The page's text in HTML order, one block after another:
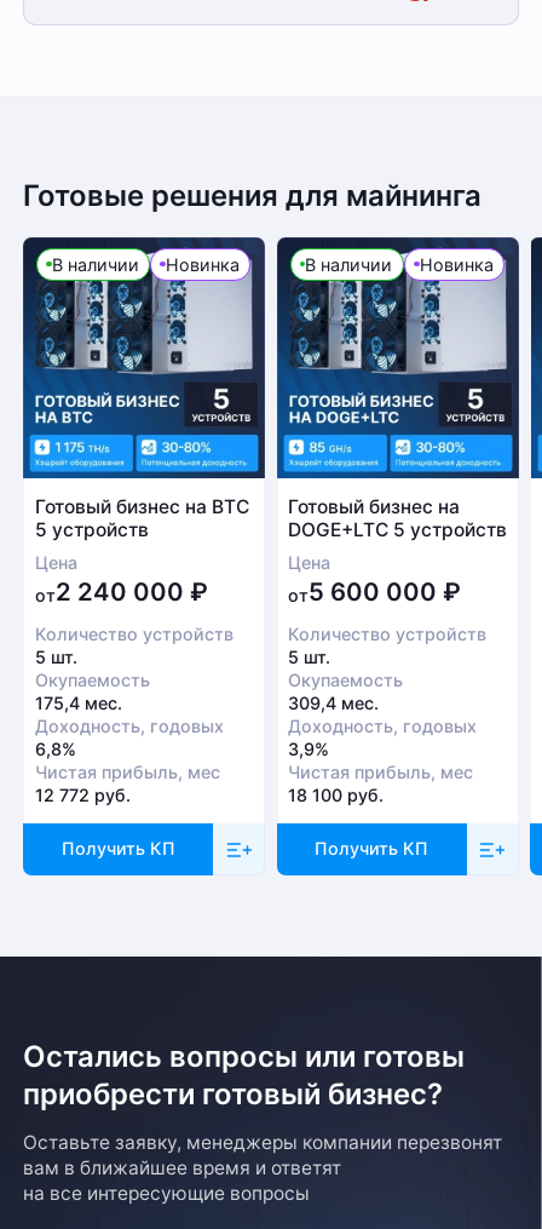
Готовые решения для майнинга
В наличии Новинка
Готовый бизнес на BTC
5 устройств
Цена
от2 240 000 ₽
Количество устройств
5 шт.
Окупаемость
175,4 мес.
Доходность, годовых
6,8%
Чистая прибыль, мес
12 772 руб.
Получить КП
В наличии Новинка
Готовый бизнес на
DOGE+LTC 5 устройств
Цена
от5 600 000₽
Количество устройств
5 шт.
Окупаемость
309,4 мес.
Доходность, годовых
3,9%
Чистая прибыль, мес
18 100 руб.
Получить КП
Остались вопросы или готовы
приобрести готовый бизнес?
Оставьте заявку, менеджеры компании перезвонят
вам в ближайшее время и ответят
на все интересующие вопросы